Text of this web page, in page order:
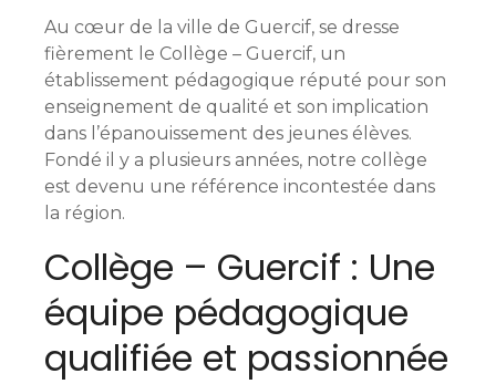
m
Au cœur de la ville de Guercif, se dresse
fièrement le Collège – Guercif, un
établissement pédagogique réputé pour son
enseignement de qualité et son implication
dans l’épanouissement des jeunes élèves.
Fondé il y a plusieurs années, notre collège
est devenu une référence incontestée dans
la région.
Collège – Guercif : Une
équipe pédagogique
qualifiée et passionnée